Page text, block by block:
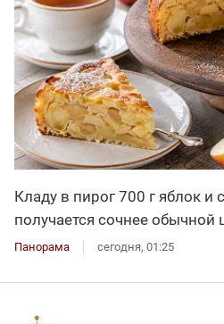
Кладу в пирог 700 г яблок и
получается сочнее обычной
Панорама сегодня, 01:25